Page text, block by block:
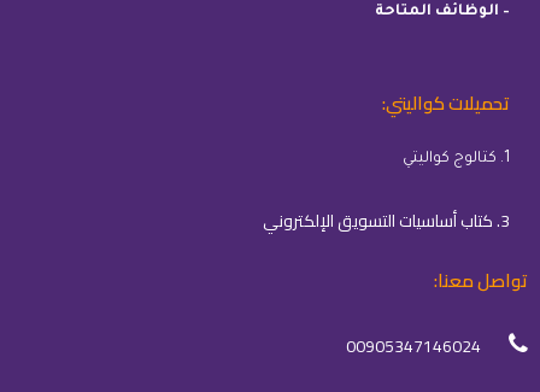
– الوظائف المتاحة
تحميلات كواليتي:
1. كتالوج كواليتي
3. كتاب أساسيات التسويق الإلكتروني
تواصل معنا:
00905347146024